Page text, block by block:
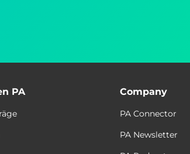
PA Company
PA Connector
PA Newsletter